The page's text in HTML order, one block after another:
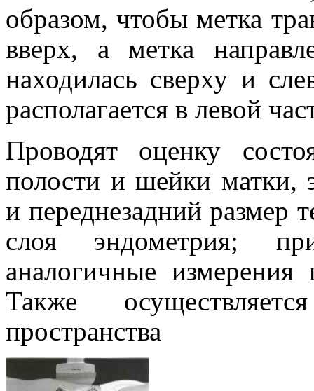
образом, чтобы метка
вверх, а метка
находилась сверху и
располагается в левой
Проводят оценку
полости и шейки матки,
и переднезадний размер
слоя эндометрия;
аналогичные
Также
пространства